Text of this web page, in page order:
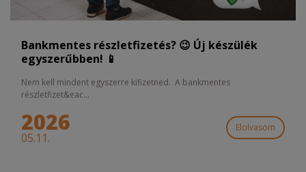
Bankmentes részletfizetés? 😉 Új készülék
egyszerűbben! 📱
Nem kell mindent egyszerre kifizetned. A bankmentes
részletfizet&eac...
2026
05.11.
Elolvasom